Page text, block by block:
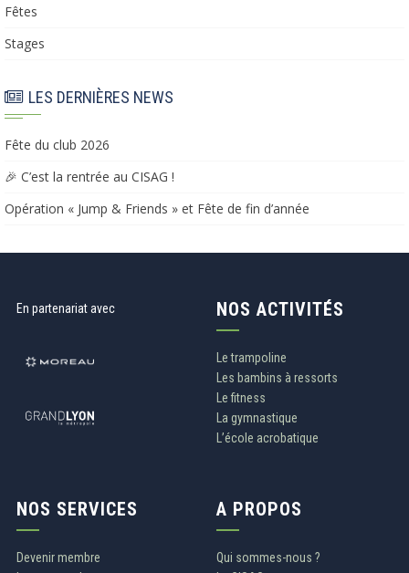
Fêtes
Stages
LES DERNIÈRES NEWS
Fête du club 2026
🎉 C’est la rentrée au CISAG !
Opération « Jump & Friends » et Fête de fin d’année​​
En partenariat avec NOS ACTIVITÉS
Le trampoline
Les bambins à ressorts
Le fitness
La gymnastique
L’école acrobatique
NOS SERVICES
Devenir membre
A PROPOS
Qui sommes-nous ?